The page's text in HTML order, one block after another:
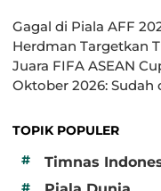
Gagal di Piala AFF
Herdman Targetkan
Juara FIFA ASEAN
Oktober 2026: Sudah
TOPIK POPULER
#
Timnas
#